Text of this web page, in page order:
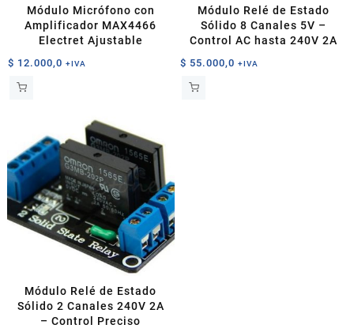
Módulo Micrófono con
Amplificador MAX4466
Electret Ajustable
$ 12.000,0 +IVA
Módulo Relé de Estado
Sólido 8 Canales 5V –
Control AC hasta 240V 2A
$ 55.000,0 +IVA
Módulo Relé de Estado
Sólido 2 Canales 240V 2A
– Control Preciso